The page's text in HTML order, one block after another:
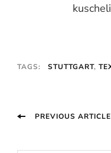
TAGS: STUTTGART,
PostPREVIOUS ARTICLE